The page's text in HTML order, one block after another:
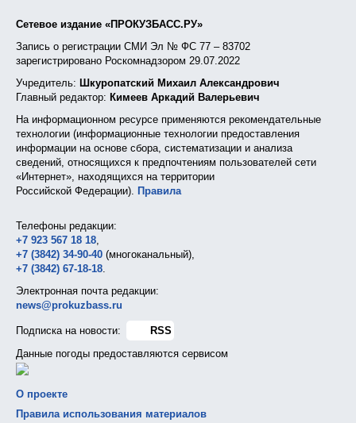
Сетевое издание «ПРОКУЗБАСС.РУ»
Запись о регистрации СМИ Эл № ФС 77 – 83702
зарегистрировано Роскомнадзором 29.07.2022
Учредитель: Шкуропатский Михаил Александрович
Главный редактор: Кимеев Аркадий Валерьевич
На информационном ресурсе применяются рекомендательные
технологии (информационные технологии предоставления
информации на основе сбора, систематизации и анализа
сведений, относящихся к предпочтениям пользователей сети
«Интернет», находящихся на территории
Российской Федерации). Правила
Телефоны редакции:
+7 923 567 18 18,
+7 (3842) 34-90-40 (многоканальный),
+7 (3842) 67-18-18.
Электронная почта редакции:
news@prokuzbass.ru
Подписка на новости:
RSS
Данные погоды предоставляются сервисом
О проекте
Правила использования материалов